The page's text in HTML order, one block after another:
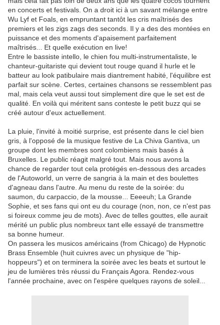
en concerts et festivals. On a droit ici à un savant mélange entre
Wu Lyf et Foals, en empruntant tantôt les cris maîtrisés des
premiers et les zigs zags des seconds. Il y a des des montées en
puissance et des moments d'apaisement parfaitement
maîtrisés... Et quelle exécution en live!
Entre le bassiste intello, le chien fou multi-instrumentaliste, le
chanteur-guitariste qui devient tout rouge quand il hurle et le
batteur au look patibulaire mais diantrement habité, l'équilibre est
parfait sur scène. Certes, certaines chansons se ressemblent pas
mal, mais cela veut aussi tout simplement dire que le set est de
qualité. En voilà qui méritent sans conteste le petit buzz qui se
créé autour d'eux actuellement.
La pluie, l'invité à moitié surprise, est présente dans le ciel bien
gris, à l'opposé de la musique festive de La Chiva Gantiva, un
groupe dont les membres sont colombiens mais basés à
Bruxelles. Le public réagit malgré tout. Mais nous avons la
chance de regarder tout cela protégés en-dessous des arcades
de l'Autoworld, un verre de sangria à la main et des boulettes
d'agneau dans l'autre. Au menu du reste de la soirée: du
saumon, du carpaccio, de la mousse... Eeeeuh; La Grande
Sophie, et ses fans qui ont eu du courage (non, non, ce n'est pas
si foireux comme jeu de mots). Avec de telles gouttes, elle aurait
mérité un public plus nombreux tant elle essayé de transmettre
sa bonne humeur.
On passera les musicos américains (from Chicago) de Hypnotic
Brass Ensemble (huit cuivres avec un physique de "hip-
hoppeurs") et on terminera la soirée avec les beats et surtout le
jeu de lumières très réussi du Français Agora. Rendez-vous
l'année prochaine, avec on l'espère quelques rayons de soleil...